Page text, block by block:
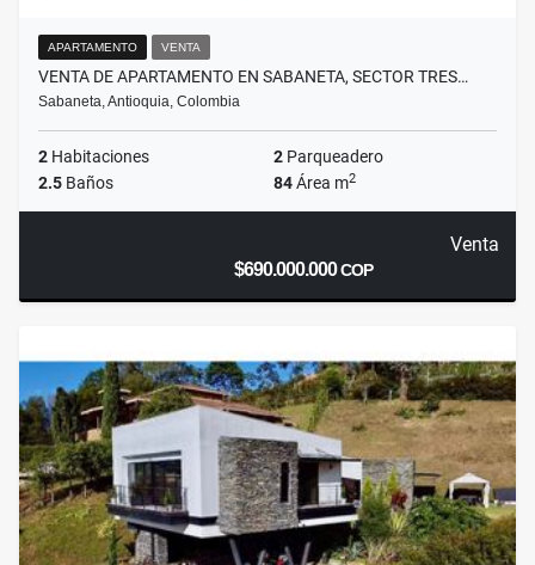
APARTAMENTO VENTA
VENTA DE APARTAMENTO EN SABANETA, SECTOR TRES…
Sabaneta, Antioquia, Colombia
2 Habitaciones 2 Parqueadero
2.5 Baños 84Área m2
Venta
$690.000.000COP